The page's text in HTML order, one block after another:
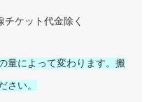
ケット代金除く
量によって変わります。搬
さい。